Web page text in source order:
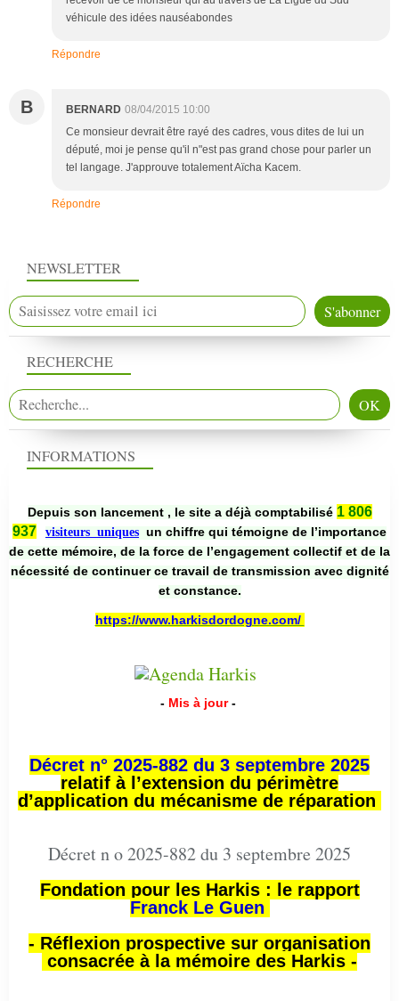
véhicule des idées nauséabondes
Répondre
B BERNARD 08/04/2015 10:00
Ce monsieur devrait être rayé des cadres, vous dites de lui un
député, moi je pense qu'il n"est pas grand chose pour parler un
tel langage. J'approuve totalement Aïcha Kacem.
Répondre
NEWSLETTER
RECHERCHE
INFORMATIONS
Depuis son lancement , le site a déjà comptabilisé 1 806
937
visiteurs uniques un chiffre qui témoigne de l’importance
de cette mémoire, de la force de l’engagement collectif et de la
nécessité de continuer ce travail de transmission avec dignité
et constance.
https://www.harkisdordogne.com/
- Mis à jour -
Décret n° 2025-882 du 3 septembre 2025
relatif à l’extension du périmètre
d’application du mécanisme de réparation
Décret n o 2025-882 du 3 septembre 2025
Fondation pour les Harkis : le rapport
Franck Le Guen
- Réflexion prospective sur organisation
consacrée à la mémoire des Harkis -